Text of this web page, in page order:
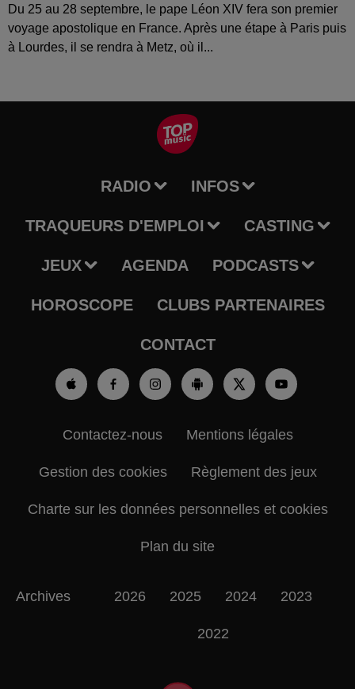
Du 25 au 28 septembre, le pape Léon XIV fera son premier
voyage apostolique en France. Après une étape à Paris puis
à Lourdes, il se rendra à Metz, où il...
RADIO INFOS
TRAQUEURS D'EMPLOI CASTING
JEUX AGENDA PODCASTS
HOROSCOPE CLUBS PARTENAIRES
CONTACT
Contactez-nous Mentions légales
Gestion des cookies Règlement des jeux
Charte sur les données personnelles et cookies
Plan du site
Archives 2026 2025 2024 2023
2022